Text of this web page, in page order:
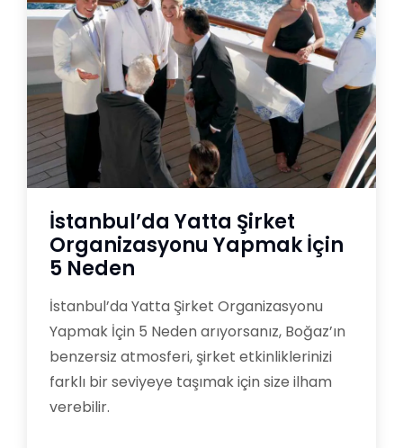
İstanbul’da Yatta Şirket
Organizasyonu Yapmak İçin
5 Neden
İstanbul’da Yatta Şirket Organizasyonu
Yapmak İçin 5 Neden arıyorsanız, Boğaz’ın
benzersiz atmosferi, şirket etkinliklerinizi
farklı bir seviyeye taşımak için size ilham
verebilir.